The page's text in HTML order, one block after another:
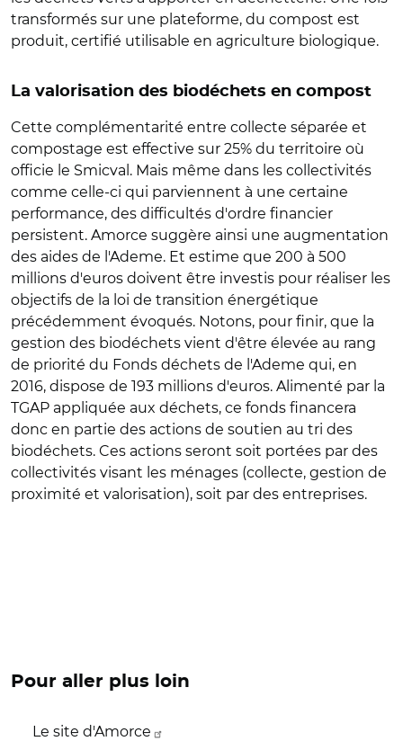
transformés sur une plateforme, du compost est
produit, certifié utilisable en agriculture biologique.
La valorisation des biodéchets en compost
Cette complémentarité entre collecte séparée et
compostage est effective sur 25% du territoire où
officie le Smicval. Mais même dans les collectivités
comme celle-ci qui parviennent à une certaine
performance, des difficultés d'ordre financier
persistent. Amorce suggère ainsi une augmentation
des aides de l'Ademe. Et estime que 200 à 500
millions d'euros doivent être investis pour réaliser les
objectifs de la loi de transition énergétique
précédemment évoqués. Notons, pour finir, que la
gestion des biodéchets vient d'être élevée au rang
de priorité du Fonds déchets de l'Ademe qui, en
2016, dispose de 193 millions d'euros. Alimenté par la
TGAP appliquée aux déchets, ce fonds financera
donc en partie des actions de soutien au tri des
biodéchets. Ces actions seront soit portées par des
collectivités visant les ménages (collecte, gestion de
proximité et valorisation), soit par des entreprises.
Pour aller plus loin
Le site d'Amorce